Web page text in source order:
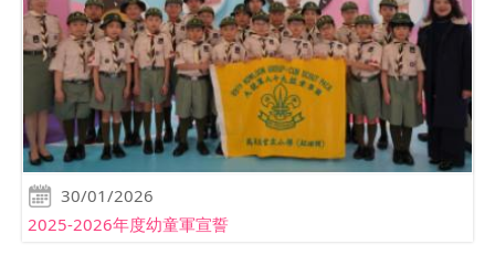
30/01/2026
2025-2026年度幼童軍宣誓